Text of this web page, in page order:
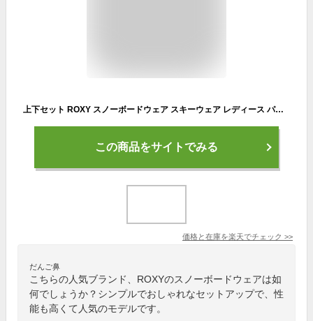
上下セット ROXY スノーボードウェア スキーウェア レディース パンツ ジャケット ボード ウェア スノボ ウェア スノボー ウェア スノー ウェア ウエア おしゃれ かわいい 上 下 スノーボード スキー ロキシー RXS-F SET GRJTJ03009 ALPHA ANORAK JK 《LDY》
この商品をサイトでみる
価格と在庫を楽天でチェック >>
だんご鼻
こちらの人気ブランド、ROXYのスノーボードウェアは如
何でしょうか？シンプルでおしゃれなセットアップで、性
能も高くて人気のモデルです。